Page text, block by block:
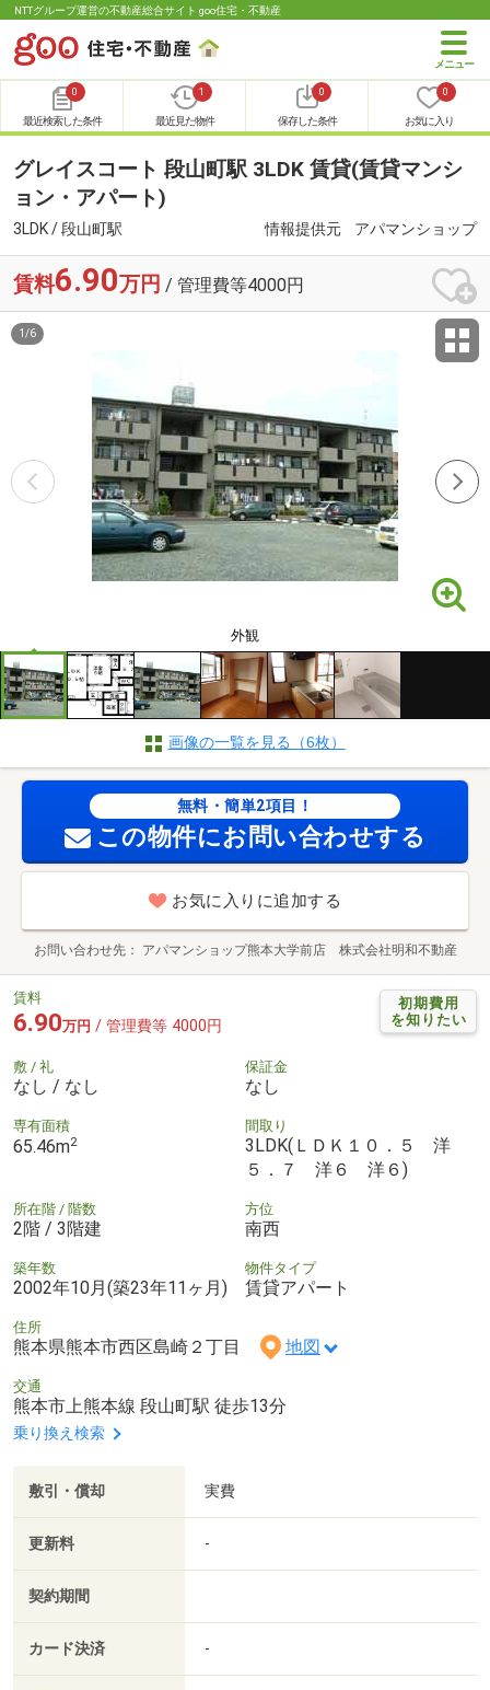
NTTグループ運営の不動産総合サイト goo住宅・不動産
0
最近検索した条件
1
最近見た物件
0
保存した条件
0
お気に入り
グレイスコート 段山町駅 3LDK 賃貸(賃貸マンシ
ョン・アパート)
3LDK / 段山町駅 情報提供元 アパマンショップ
賃料6.90万円 / 管理費等4000円
外観
1 /6
画像の一覧を見る（6枚）
無料・簡単2項目！
この物件にお問い合わせする
お気に入りに追加する
お問い合わせ先 アパマンショップ熊本大学前店 株式会社明和不動産
初期費用
を知りたい
賃料
6.90万円 / 管理費等 4000円
敷 / 礼
なし / なし
保証金
なし
専有面積
65.46m2
間取り
3LDK(ＬＤＫ１０．５ 洋
５．７ 洋６ 洋６)
所在階 / 階数
2階 / 3階建
方位
南西
築年数
2002年10月(築23年11ヶ月)
物件タイプ
賃貸アパート
住所
熊本県熊本市西区島崎２丁目 地図
交通
熊本市上熊本線 段山町駅 徒歩13分
乗り換え検索
敷引・償却 実費
更新料 -
契約期間
カード決済 -